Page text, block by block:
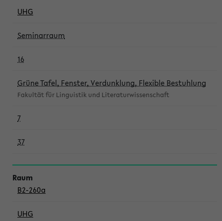
UHG
Seminarraum
16
Grüne Tafel, Fenster, Verdunklung, Flexible Bestuhlung
Fakultät für Linguistik und Literaturwissenschaft
7
37
B2-260a
UHG